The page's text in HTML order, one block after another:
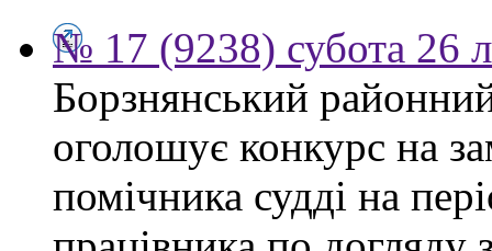
№ 17 (9238) субота 26
Борзнянський районний
оголошує конкурс на
помічника судді на